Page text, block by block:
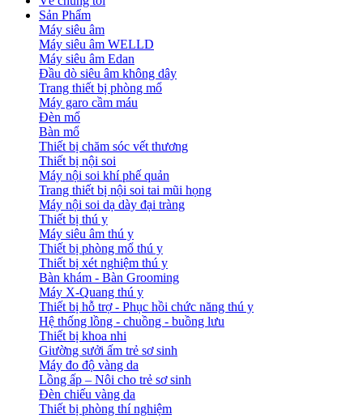
Sản Phẩm
Máy siêu âm
Máy siêu âm WELLD
Máy siêu âm Edan
Đầu dò siêu âm không dây
Trang thiết bị phòng mổ
Máy garo cầm máu
Đèn mổ
Bàn mổ
Thiết bị chăm sóc vết thương
Thiết bị nội soi
Máy nội soi khí phế quản
Trang thiết bị nội soi tai mũi họng
Máy nội soi dạ dày đại tràng
Thiết bị thú y
Máy siêu âm thú y
Thiết bị phòng mổ thú y
Thiết bị xét nghiệm thú y
Bàn khám - Bàn Grooming
Máy X-Quang thú y
Thiết bị hỗ trợ - Phục hồi chức năng thú y
Hệ thống lồng - chuồng - buồng lưu
Thiết bị khoa nhi
Giường sưởi ấm trẻ sơ sinh
Máy đo độ vàng da
Lồng ấp – Nôi cho trẻ sơ sinh
Đèn chiếu vàng da
Thiết bị phòng thí nghiệm